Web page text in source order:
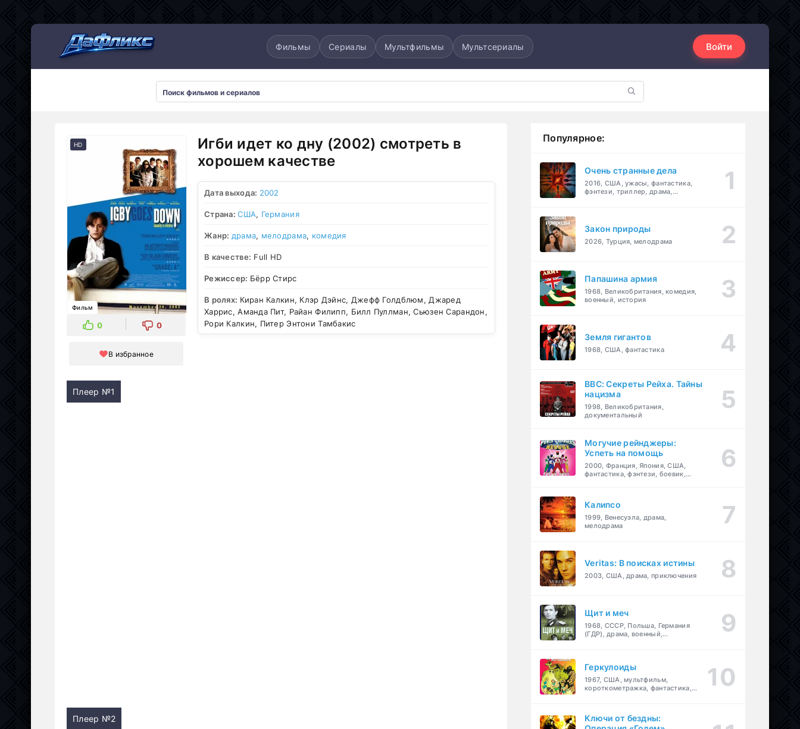
Фильмы Сериалы Мультфильмы Мультсериалы Войти
HD
Фильм
0 0
В избранное
Игби идет ко дну (2002) смотреть в
хорошем качестве
Дата выхода: 2002
Страна:США, Германия
Жанр: драма, мелодрама, комедия
В качестве: Full HD
Режиссер: Бёрр Стирс
В ролях: Киран Калкин, Клэр Дэйнс, Джефф Голдблюм, Джаред
Харрис, Аманда Пит, Райан Филипп, Билл Пуллман, Сьюзен Сарандон,
Рори Калкин, Питер Энтони Тамбакис
Плеер №1
Плеер №2
Популярное:
Очень странные дела
2016, США, ужасы, фантастика,
фэнтези, триллер, драма,
Закон природы
2026, Турция, мелодрама
Папашина армия
1968, Великобритания, комедия,
военный, история
Земля гигантов
1968, США, фантастика
BBC: Секреты Рейха. Тайны
нацизма
1998, Великобритания,
документальный
Могучие рейнджеры:
Успеть на помощь
2000, Франция, Япония, США,
фантастика, фэнтези, боевик,
Калипсо
1999, Венесуэла, драма,
мелодрама
Veritas: В поисках истины
2003, США, драма, приключения
Щит и меч
1968, СССР, Польша, Германия
(ГДР), драма, военный,
Геркулоиды
1967, США, мультфильм,
короткометражка, фантастика,
Ключи от бездны:
Мультсериалы